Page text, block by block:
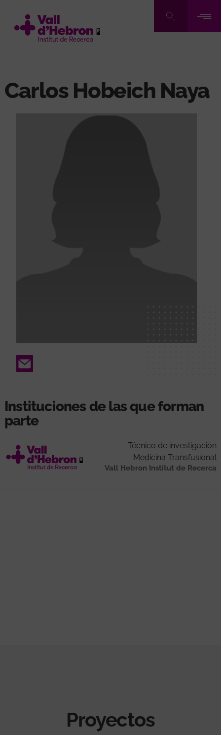
contenido
Carlos Hobeich Naya
Email
Instituciones de las que forman
parte
Técnico de investigación
Medicina Transfusional
Vall Hebron Institut de Recerca
Proyectos